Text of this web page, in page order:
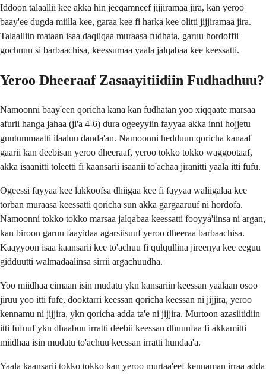
Iddoon talaallii kee akka hin jeeqamneef jijjiramaa jira, kan yeroo
baay'ee dugda miilla kee, garaa kee fi harka kee olitti jijjiramaa jira.
Talaalliin mataan isaa daqiiqaa muraasa fudhata, garuu hordoffii
gochuun si barbaachisa, keessumaa yaala jalqabaa kee keessatti.
Yeroo Dheeraaf Zasaayitiidiin Fudhadhuu?
Namoonni baay'een qoricha kana kan fudhatan yoo xiqqaate marsaa
afurii hanga jahaa (ji'a 4-6) dura ogeeyyiin fayyaa akka inni hojjetu
guutummaatti ilaaluu danda'an. Namoonni hedduun qoricha kanaaf
gaarii kan deebisan yeroo dheeraaf, yeroo tokko tokko waggootaaf,
akka isaanitti toleetti fi kaansarii isaanii to'achaa jiranitti yaala itti fufu.
Ogeessi fayyaa kee lakkoofsa dhiigaa kee fi fayyaa waliigalaa kee
torban muraasa keessatti qoricha sun akka gargaaruuf ni hordofa.
Namoonni tokko tokko marsaa jalqabaa keessatti fooyya'iinsa ni argan,
kan biroon garuu faayidaa agarsiisuuf yeroo dheeraa barbaachisa.
Kaayyoon isaa kaansarii kee to'achuu fi qulqullina jireenya kee eeguu
gidduutti walmadaalinsa sirrii argachuudha.
Yoo miidhaa cimaan isin mudatu ykn kansariin keessan yaalaan osoo
jiruu yoo itti fufe, dooktarri keessan qoricha keessan ni jijjira, yeroo
kennamu ni jijjira, ykn qoricha adda ta'e ni jijjira. Murtoon azasiitidiin
itti fufuuf ykn dhaabuu irratti deebii keessan dhuunfaa fi akkamitti
miidhaa isin mudatu to'achuu keessan irratti hundaa'a.
Yaala kaansarii tokko tokko kan yeroo murtaa'eef kennaman irraa adda